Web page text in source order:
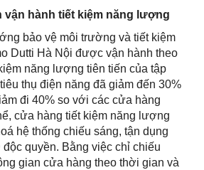
hành tiết kiệm năng lượng
bảo vệ môi trường và tiết kiệm
Dutti Hà Nội được vận hành theo
năng lượng tiên tiến của tập
thụ điện năng đã giảm đến 30%
đi 40% so với các cửa hàng
cửa hàng tiết kiệm năng lượng
hệ thống chiếu sáng, tận dụng
quyền. Bằng việc chỉ chiếu
gian cửa hàng theo thời gian và